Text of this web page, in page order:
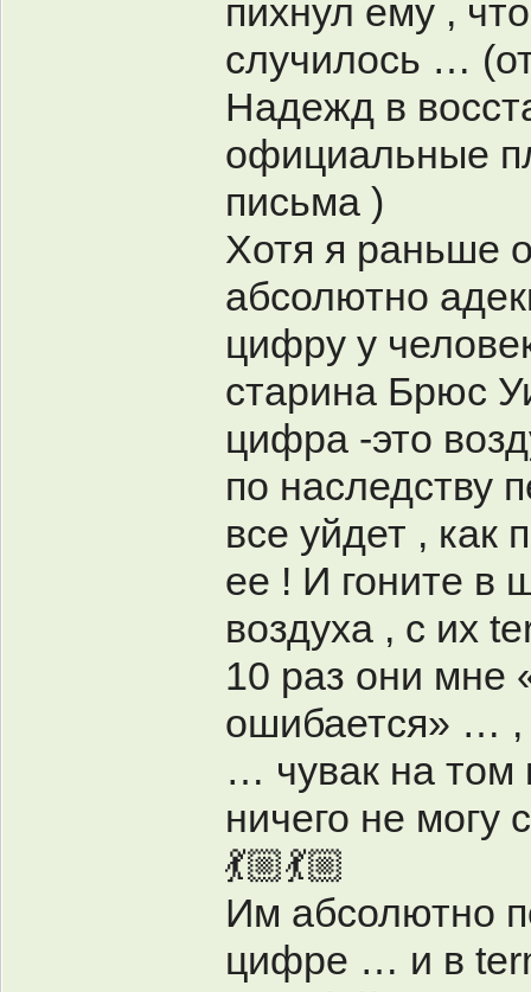
пихнул ему ,
случилось …
Надежд в
официальные
письма )
Хотя я раньше
абсолютно
цифру у
старина Брюс
цифра -это
по наследству
все уйдет ,
ее ! И гоните в
воздуха , с их
10 раз они мне
ошибается» … ,
… чувак на том
ничего не могу
💃🏼💃🏼
Им абсолютно
цифре … и в